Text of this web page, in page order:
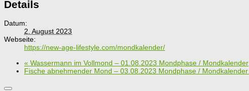
Details
Datum:
2. August 2023
Webseite:
https://new-age-lifestyle.com/mondkalender/
« Wassermann im Vollmond – 01.08.2023 Mondphase / Mondkalender
Fische abnehmender Mond – 03.08.2023 Mondphase / Mondkalender